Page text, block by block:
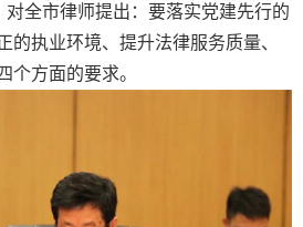
对全市律师提出：要落实党建先行的
的执业环境、提升法律服务质量、
个方面的要求。